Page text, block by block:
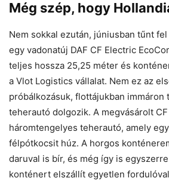
Még szép, hogy
Nem sokkal ezután, júniusban tűnt
egy vadonatúj DAF CF Electric
teljes hossza 25,25 méter és
a Vlot Logistics vállalat. Nem ez az
próbálkozásuk, flottájukban immáron
teherautó dolgozik. A megvásárolt
háromtengelyes teherautó, amely
félpótkocsit húz. A horgos
daruval is bír, és még így is
konténert elszállít egyetlen